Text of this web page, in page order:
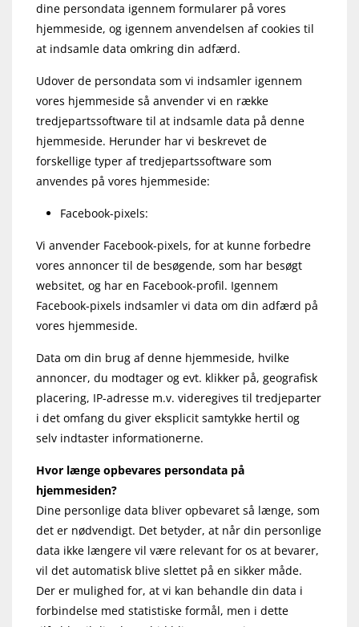
dine persondata igennem formularer på vores
hjemmeside, og igennem anvendelsen af cookies til
at indsamle data omkring din adfærd.
Udover de persondata som vi indsamler igennem
vores hjemmeside så anvender vi en række
tredjepartssoftware til at indsamle data på denne
hjemmeside. Herunder har vi beskrevet de
forskellige typer af tredjepartssoftware som
anvendes på vores hjemmeside:
Facebook-pixels:
Vi anvender Facebook-pixels, for at kunne forbedre
vores annoncer til de besøgende, som har besøgt
websitet, og har en Facebook-profil. Igennem
Facebook-pixels indsamler vi data om din adfærd på
vores hjemmeside.
Data om din brug af denne hjemmeside, hvilke
annoncer, du modtager og evt. klikker på, geografisk
placering, IP-adresse m.v. videregives til tredjeparter
i det omfang du giver eksplicit samtykke hertil og
selv indtaster informationerne.
Hvor længe opbevares persondata på
hjemmesiden?
Dine personlige data bliver opbevaret så længe, som
det er nødvendigt. Det betyder, at når din personlige
data ikke længere vil være relevant for os at bevarer,
vil det automatisk blive slettet på en sikker måde.
Der er mulighed for, at vi kan behandle din data i
forbindelse med statistiske formål, men i dette